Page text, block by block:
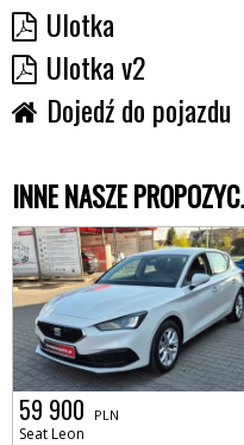
Ulotka
Ulotka v2
Dojedź do pojazdu
INNE NASZE
59 900 PLN
Seat Leon